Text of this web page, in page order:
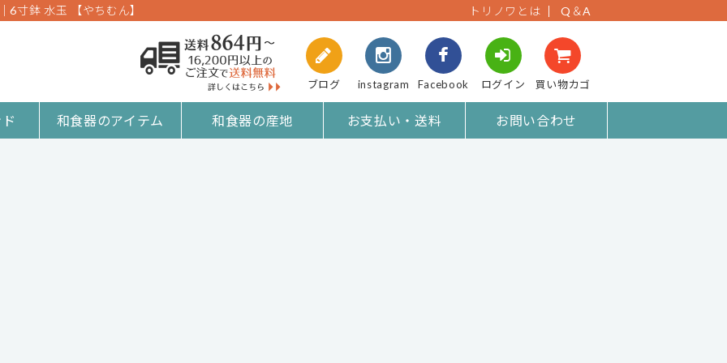
6寸鉢 水玉 【やちむん】 トリノワとは Q＆A
ブログ instagram Facebook ログイン 買い物カゴ
和食器のアイテム 和食器の産地 お支払い・送料 お問い合わせ